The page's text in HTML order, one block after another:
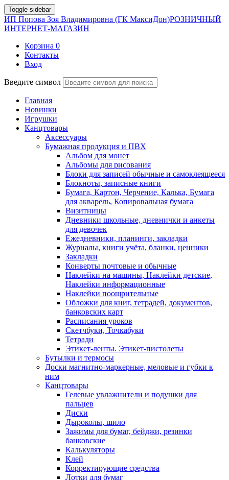
Toggle sidebar
ИП Попова Зоя Владимировна (ГК МаксиДон)РОЗНИЧНЫЙ
ИНТЕРНЕТ-МАГАЗИН
Корзина 0
Контакты
Вход
Введите символ
Главная
Новинки
Игрушки
Канцтовары
Аксессуары
Бумажная продукция и ПВХ
Альбом для монет
Альбомы для рисования
Блоки для записей обычные и самоклеящееся
Блокноты, записные книги
Бумага, Картон, Черчение, Калька, Бумага
для акварель, Копировальная бумага
Визитницы
Дневники школьные, дневнички и анкеты
для девочек
Ежедневники, планинги, закладки
Журналы, книги учёта, бланки, ценники
Закладки
Конверты почтовые и обычные
Наклейки на машины, Наклейки детские,
Наклейки информационные
Наклейки поощрительные
Обложки для книг, тетрадей, документов,
банковских карт
Расписания уроков
Скетчбуки, Точкабуки
Тетради
Этикет-ленты. Этикет-пистолеты
Бутылки и термосы
Доски магнитно-маркерные, меловые и губки к
ним
Канцтовары
Гелевые увлажнители и подушки для
пальцев
Диски
Дыроколы, шило
Зажимы для бумаг, бейджи, резинки
банковские
Калькуляторы
Клей
Корректирующие средства
Лотки для бумаг